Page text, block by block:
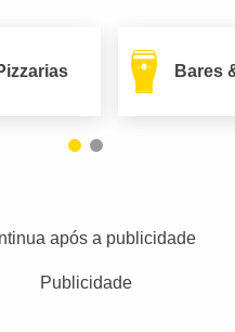
Bares
após a publicidade
Publicidade